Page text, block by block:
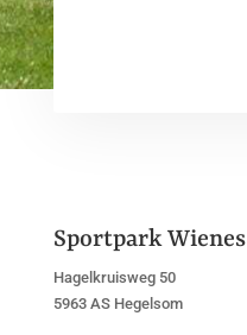
Sportpark Wienes
Hagelkruisweg 50
5963 AS Hegelsom